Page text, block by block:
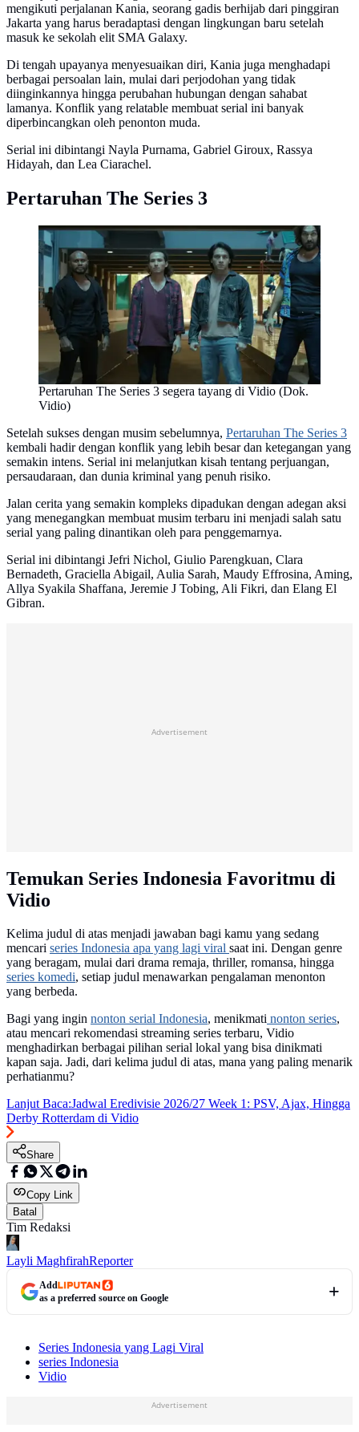
mengikuti perjalanan Kania, seorang gadis berhijab dari pinggiran
Jakarta yang harus beradaptasi dengan lingkungan baru setelah
masuk ke sekolah elit SMA Galaxy.
Di tengah upayanya menyesuaikan diri, Kania juga menghadapi
berbagai persoalan lain, mulai dari perjodohan yang tidak
diinginkannya hingga perubahan hubungan dengan sahabat
lamanya. Konflik yang relatable membuat serial ini banyak
diperbincangkan oleh penonton muda.
Serial ini dibintangi Nayla Purnama, Gabriel Giroux, Rassya
Hidayah, dan Lea Ciarachel.
Pertaruhan The Series 3
Pertaruhan The Series 3 segera tayang di Vidio (Dok.
Vidio)
Setelah sukses dengan musim sebelumnya, Pertaruhan The Series 3
kembali hadir dengan konflik yang lebih besar dan ketegangan yang
semakin intens. Serial ini melanjutkan kisah tentang perjuangan,
persaudaraan, dan dunia kriminal yang penuh risiko.
Jalan cerita yang semakin kompleks dipadukan dengan adegan aksi
yang menegangkan membuat musim terbaru ini menjadi salah satu
serial yang paling dinantikan oleh para penggemarnya.
Serial ini dibintangi Jefri Nichol, Giulio Parengkuan, Clara
Bernadeth, Graciella Abigail, Aulia Sarah, Maudy Effrosina, Aming,
Allya Syakila Shaffana, Jeremie J Tobing, Ali Fikri, dan Elang El
Gibran.
Advertisement
Temukan Series Indonesia Favoritmu di
Vidio
Kelima judul di atas menjadi jawaban bagi kamu yang sedang
mencari series Indonesia apa yang lagi viral saat ini. Dengan genre
yang beragam, mulai dari drama remaja, thriller, romansa, hingga
series komedi, setiap judul menawarkan pengalaman menonton
yang berbeda.
Bagi yang ingin nonton serial Indonesia, menikmati nonton series,
atau mencari rekomendasi streaming series terbaru, Vidio
menghadirkan berbagai pilihan serial lokal yang bisa dinikmati
kapan saja. Jadi, dari kelima judul di atas, mana yang paling menarik
perhatianmu?
Lanjut Baca:Jadwal Eredivisie 2026/27 Week 1: PSV, Ajax, Hingga
Derby Rotterdam di Vidio
Share
Copy Link
Batal
Tim Redaksi
Layli MaghfirahReporter
Add
as a preferred source on Google
Series Indonesia yang Lagi Viral
series Indonesia
Vidio
Advertisement